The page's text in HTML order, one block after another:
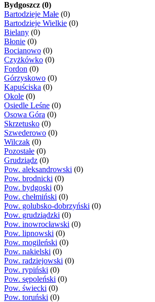
Bydgoszcz (0)
Bartodzieje Małe (0)
Bartodzieje Wielkie (0)
Bielany (0)
Błonie (0)
Bocianowo (0)
Czyżkówko (0)
Fordon (0)
Górzyskowo (0)
Kapuściska (0)
Okole (0)
Osiedle Leśne (0)
Osowa Góra (0)
Skrzetusko (0)
Szwederowo (0)
Wilczak (0)
Pozostałe (0)
Grudziądz (0)
Pow. aleksandrowski (0)
Pow. brodnicki (0)
Pow. bydgoski (0)
Pow. chełmiński (0)
Pow. golubsko-dobrzyński (0)
Pow. grudziądzki (0)
Pow. inowrocławski (0)
Pow. lipnowski (0)
Pow. mogileński (0)
Pow. nakielski (0)
Pow. radziejowski (0)
Pow. rypiński (0)
Pow. sępoleński (0)
Pow. świecki (0)
Pow. toruński (0)